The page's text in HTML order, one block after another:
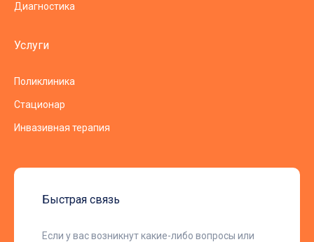
Диагностика
Услуги
Поликлиника
Стационар
Инвазивная терапия
Быстрая связь
Если у вас возникнут какие-либо вопросы или